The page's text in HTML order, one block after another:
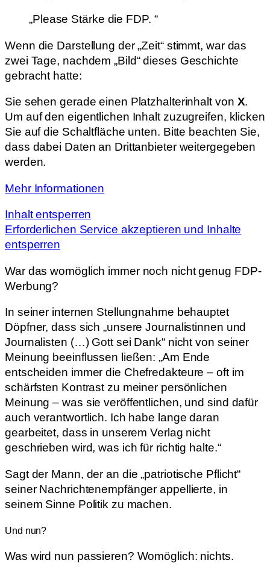
„Please Stärke die FDP. “
Wenn die Darstellung der „Zeit“ stimmt, war das
zwei Tage, nachdem „Bild“ dieses Geschichte
gebracht hatte:
Sie sehen gerade einen Platzhalterinhalt von X.
Um auf den eigentlichen Inhalt zuzugreifen, klicken
Sie auf die Schaltfläche unten. Bitte beachten Sie,
dass dabei Daten an Drittanbieter weitergegeben
werden.
Mehr Informationen
Inhalt entsperren
Erforderlichen Service akzeptieren und Inhalte
entsperren
War das womöglich immer noch nicht genug FDP-
Werbung?
In seiner internen Stellungnahme behauptet
Döpfner, dass sich „unsere Journalistinnen und
Journalisten (…) Gott sei Dank“ nicht von seiner
Meinung beeinflussen ließen: „Am Ende
entscheiden immer die Chefredakteure – oft im
schärfsten Kontrast zu meiner persönlichen
Meinung – was sie veröffentlichen, und sind dafür
auch verantwortlich. Ich habe lange daran
gearbeitet, dass in unserem Verlag nicht
geschrieben wird, was ich für richtig halte.“
Sagt der Mann, der an die „patriotische Pflicht“
seiner Nachrichtenempfänger appellierte, in
seinem Sinne Politik zu machen.
Und nun?
Was wird nun passieren? Womöglich: nichts.